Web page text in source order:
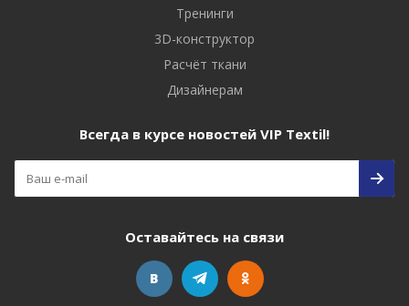
Тренинги
3D-конструктор
Расчёт ткани
Дизайнерам
Всегда в курсе новостей VIP Textil!
Оставайтесь на связи